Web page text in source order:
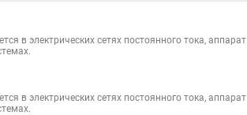
в электрических сетях постоянного тока, аппарат
в электрических сетях постоянного тока, аппарат